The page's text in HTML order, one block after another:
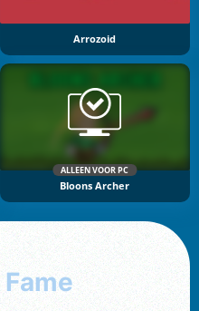
Arrozoid
ALLEEN VOOR PC
Bloons Archer
Fame